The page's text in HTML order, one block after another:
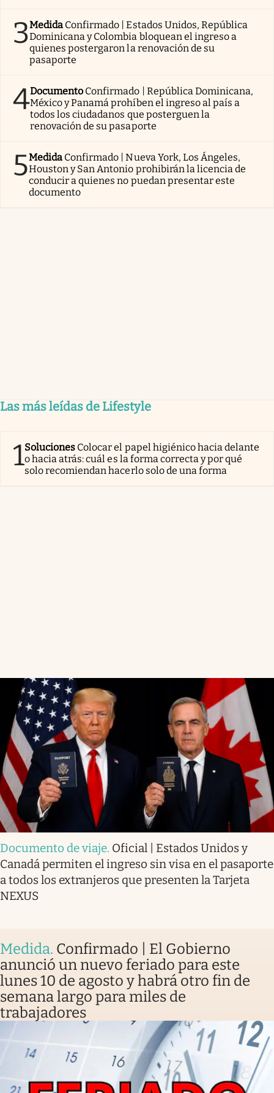
3Medida Confirmado | Estados Unidos, República
Dominicana y Colombia bloquean el ingreso a
quienes postergaron la renovación de su
pasaporte
4Documento Confirmado | República Dominicana,
México y Panamá prohíben el ingreso al país a
todos los ciudadanos que posterguen la
renovación de su pasaporte
5Medida Confirmado | Nueva York, Los Ángeles,
Houston y San Antonio prohibirán la licencia de
conducir a quienes no puedan presentar este
documento
Las más leídas de Lifestyle
1Soluciones Colocar el papel higiénico hacia delante
o hacia atrás: cuál es la forma correcta y por qué
solo recomiendan hacerlo solo de una forma
Documento de viaje. Oficial | Estados Unidos y
Canadá permiten el ingreso sin visa en el pasaporte
a todos los extranjeros que presenten la Tarjeta
NEXUS
Medida. Confirmado | El Gobierno
anunció un nuevo feriado para este
lunes 10 de agosto y habrá otro fin de
semana largo para miles de
trabajadores